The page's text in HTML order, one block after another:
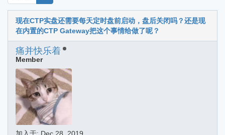
现在CTP实盘还需要每天定时盘前启动，盘后关闭吗？还是现
在内置的CTP Gateway把这个事情给做了呢？
痛并快乐着
Member